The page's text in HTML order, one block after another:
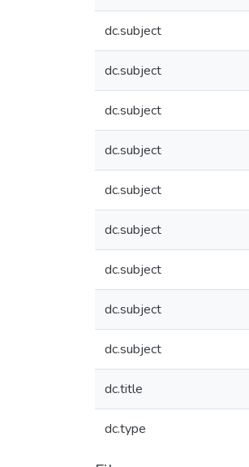
dc.subject
dc.subject
dc.subject
dc.subject
dc.subject
dc.subject
dc.subject
dc.subject
dc.subject
dc.title
dc.type